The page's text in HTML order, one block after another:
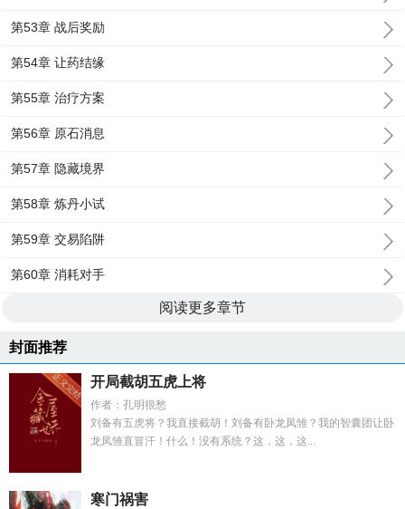
第53章 战后奖励
第54章 让药结缘
第55章 治疗方案
第56章 原石消息
第57章 隐藏境界
第58章 炼丹小试
第59章 交易陷阱
第60章 消耗对手
阅读更多章节
封面推荐
开局截胡五虎上将
作者：孔明很愁
刘备有五虎将？我直接截胡！刘备有卧龙凤雏？我的智囊团让卧
龙凤雏直冒汗！什么！没有系统？这，这，这...
寒门祸害